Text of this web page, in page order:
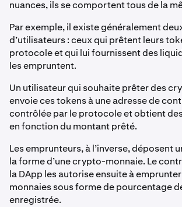
nuances, ils se comportent tous de la
Par exemple, il existe généralement
d’utilisateurs : ceux qui prêtent leurs
protocole et qui lui fournissent des
les empruntent.
Un utilisateur qui souhaite prêter des
envoie ces tokens à une adresse de
contrôlée par le protocole et obtient
en fonction du montant prêté.
Les emprunteurs, à l’inverse, déposent
la forme d’une crypto-monnaie. Le
la DApp les autorise ensuite à
monnaies sous forme de pourcentage
enregistrée.